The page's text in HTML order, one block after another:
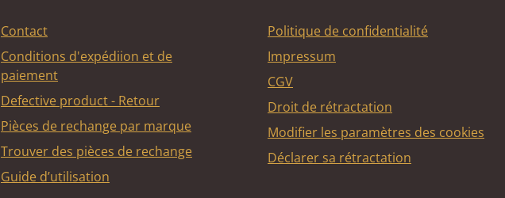
Contact
Conditions d'expédiion et de
paiement
Defective product - Retour
Pièces de rechange par marque
Trouver des pièces de rechange
Guide d’utilisation
Politique de confidentialité
Impressum
CGV
Droit de rétractation
Modifier les paramètres des cookies
Déclarer sa rétractation